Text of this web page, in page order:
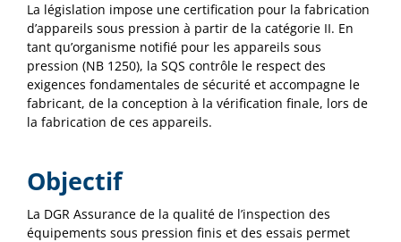
La législation impose une certification pour la fabrication
d’appareils sous pression à partir de la catégorie II. En
tant qu’organisme notifié pour les appareils sous
pression (NB 1250), la SQS contrôle le respect des
exigences fondamentales de sécurité et accompagne le
fabricant, de la conception à la vérification finale, lors de
la fabrication de ces appareils.
Objectif
La DGR Assurance de la qualité de l’inspection des
équipements sous pression finis et des essais permet